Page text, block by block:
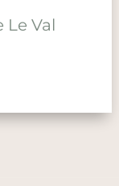
Le Val